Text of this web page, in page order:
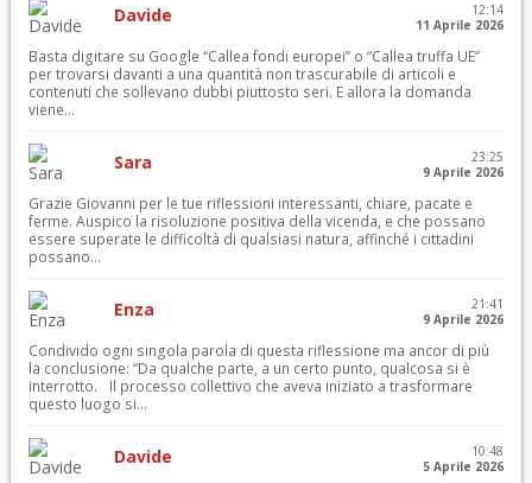
Davide
12:14
11 Aprile 2026
Basta digitare su Google “Callea fondi europei” o “Callea truffa UE”
per trovarsi davanti a una quantità non trascurabile di articoli e
contenuti che sollevano dubbi piuttosto seri. E allora la domanda
viene...
Sara
23:25
9 Aprile 2026
Grazie Giovanni per le tue riflessioni interessanti, chiare, pacate e
ferme. Auspico la risoluzione positiva della vicenda, e che possano
essere superate le difficoltà di qualsiasi natura, affinché i cittadini
possano...
Enza
21:41
9 Aprile 2026
Condivido ogni singola parola di questa riflessione ma ancor di più
la conclusione: “Da qualche parte, a un certo punto, qualcosa si è
interrotto. Il processo collettivo che aveva iniziato a trasformare
questo luogo si...
Davide
10:48
5 Aprile 2026